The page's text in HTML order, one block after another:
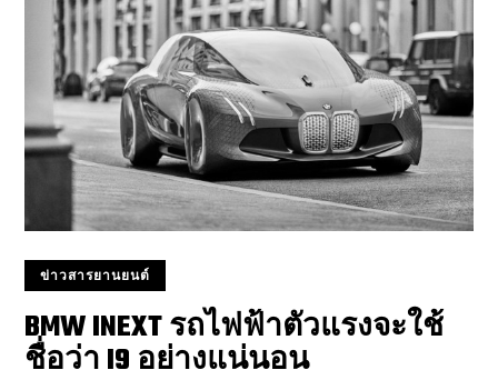
ข่าวสารยานยนต์
BMW INEXT รถไฟฟ้าตัวแรงจะใช้
ชื่อว่า I9 อย่างแน่นอน